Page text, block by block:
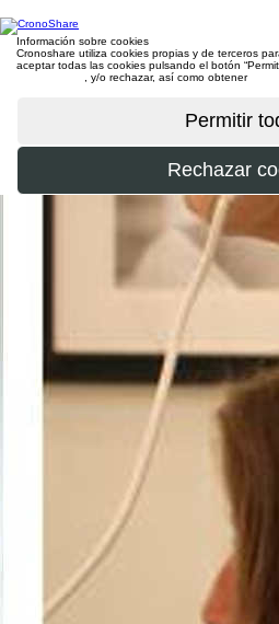
Información sobre cookies
Cronoshare utiliza cookies propias y de terceros
aceptar todas las cookies pulsando el botón
, y/o rechazar, así como obtener